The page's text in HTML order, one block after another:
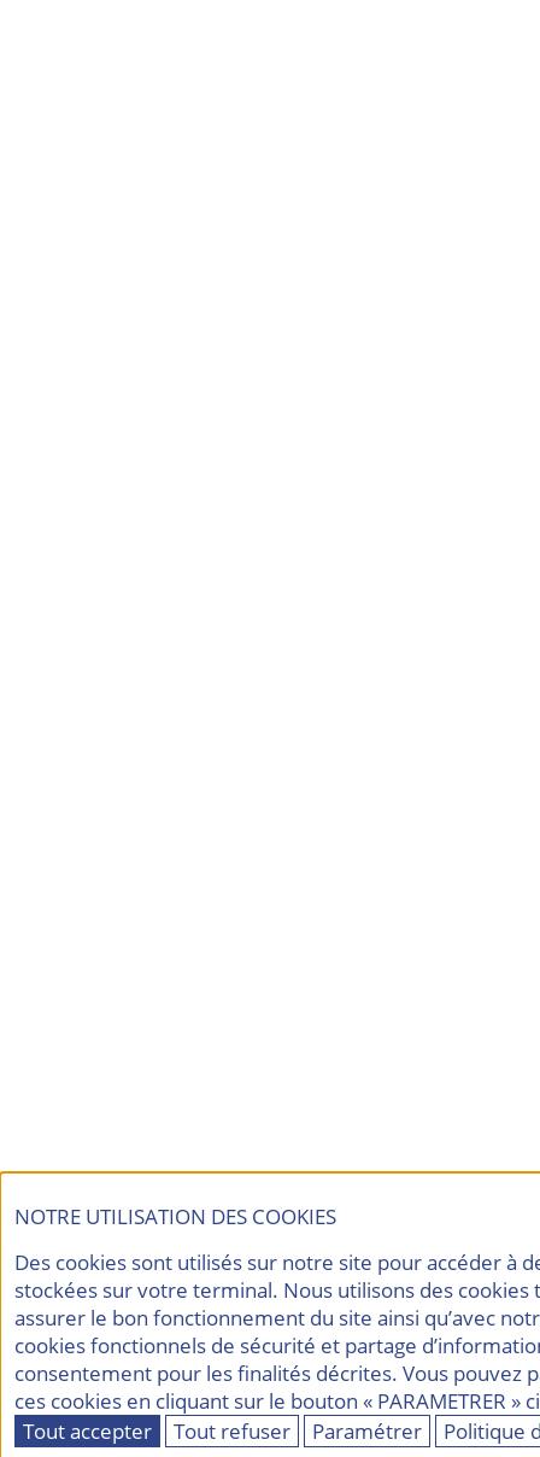
NOTRE UTILISATION DES COOKIES
Des cookies sont utilisés sur notre site pour accéder à
stockées sur votre terminal. Nous utilisons des cookies
assurer le bon fonctionnement du site ainsi qu’avec
cookies fonctionnels de sécurité et partage
consentement pour les finalités décrites. Vous pouvez
ces cookies en cliquant sur le bouton « PARAMETRER »
Tout accepter
Tout refuser Paramétrer Politique